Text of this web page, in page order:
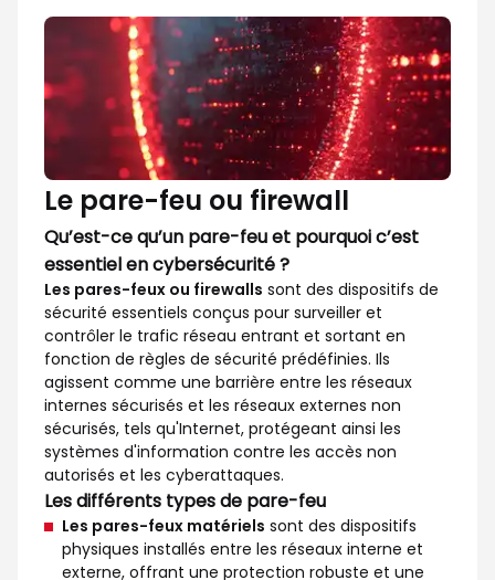
Le pare-feu ou firewall
Qu’est-ce qu’un pare-feu et pourquoi c’est
essentiel en cybersécurité ?
Les pares-feux ou firewalls sont des dispositifs de
sécurité essentiels conçus pour surveiller et
contrôler le trafic réseau entrant et sortant en
fonction de règles de sécurité prédéfinies. Ils
agissent comme une barrière entre les réseaux
internes sécurisés et les réseaux externes non
sécurisés, tels qu'Internet, protégeant ainsi les
systèmes d'information contre les accès non
autorisés et les cyberattaques.
Les différents types de pare-feu
Les pares-feux matériels sont des dispositifs
physiques installés entre les réseaux interne et
externe, offrant une protection robuste et une